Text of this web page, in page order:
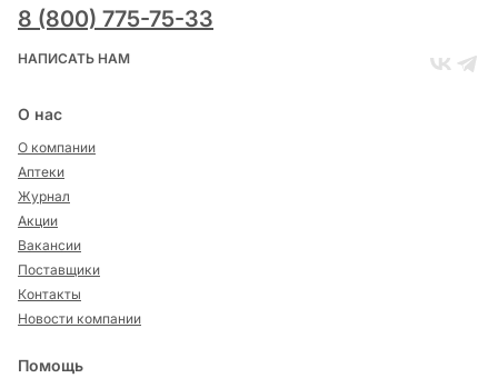
8 (800) 775-75-33
НАПИСАТЬ НАМ
О нас
О компании
Аптеки
Журнал
Акции
Вакансии
Поставщики
Контакты
Новости компании
Помощь